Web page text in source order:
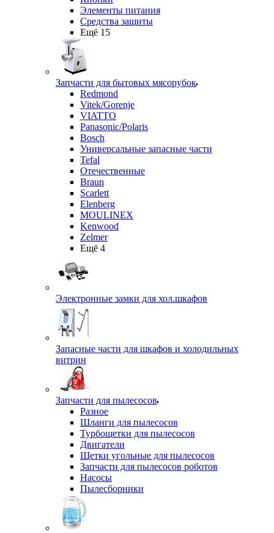
Элементы питания
Средства защиты
Ещё 15
Запчасти для бытовых мясорубок
Redmond
Vitek/Gorenje
VIATTO
Panasonic/Polaris
Bosch
Универсальные запасные части
Tefal
Отечественные
Braun
Scarlett
Elenberg
MOULINEX
Kenwood
Zelmer
Ещё 4
Электронные замки для хол.шкафов
Запасные части для шкафов и холодильных
витрин
Запчасти для пылесосов
Разное
Шланги для пылесосов
Турбощетки для пылесосов
Двигатели
Щетки угольные для пылесосов
Запчасти для пылесосов роботов
Насосы
Пылесборники